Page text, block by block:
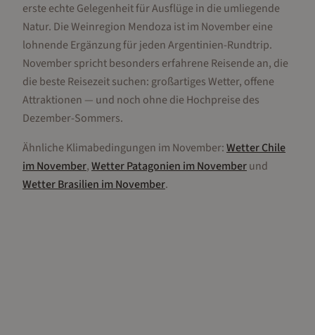
erste echte Gelegenheit für Ausflüge in die umliegende
Natur. Die Weinregion Mendoza ist im November eine
lohnende Ergänzung für jeden Argentinien-Rundtrip.
November spricht besonders erfahrene Reisende an, die
die beste Reisezeit suchen: großartiges Wetter, offene
Attraktionen — und noch ohne die Hochpreise des
Dezember-Sommers.
Ähnliche Klimabedingungen im November:WetterChile
imNovember,WetterPatagonien imNovemberund
WetterBrasilien imNovember.